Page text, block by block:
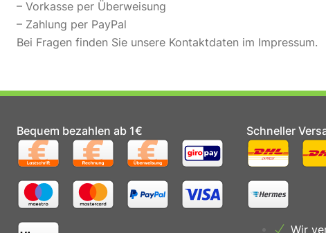
– Vorkasse per Überweisung
– Zahlung per PayPal
Bei Fragen finden Sie unsere Kontaktdaten im Impressum.
Bequem bezahlen ab 1€ Schneller
Wir